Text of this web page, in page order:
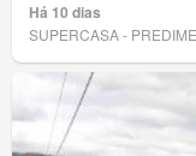
Há 10 dias
SUPERCASA -